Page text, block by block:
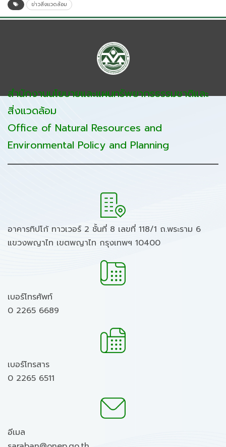
ข่าวสิ่งแวดล้อม
สำนักงานนโยบายและแผนทรัพยากรธรรมชาติและ
สิ่งแวดล้อม
Office of Natural Resources and
Environmental Policy and Planning
อาคารทิปโก้ ทาวเวอร์ 2 ชั้นที่ 8 เลขที่ 118/1 ถ.พระราม 6
แขวงพญาไท เขตพญาไท กรุงเทพฯ 10400
เบอร์โทรศัพท์
0 2265 6689
เบอร์โทรสาร
0 2265 6511
อีเมล